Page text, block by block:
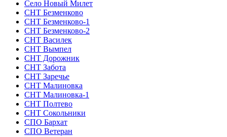
Село Новый Милет
СНТ Безменково
СНТ Безменково-1
СНТ Безменково-2
СНТ Василек
СНТ Вымпел
СНТ Дорожник
СНТ Забота
СНТ Заречье
СНТ Малиновка
СНТ Малиновка-1
СНТ Полтево
СНТ Сокольники
СПО Бархат
СПО Ветеран